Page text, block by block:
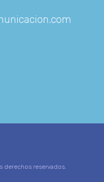
derechos reservados.